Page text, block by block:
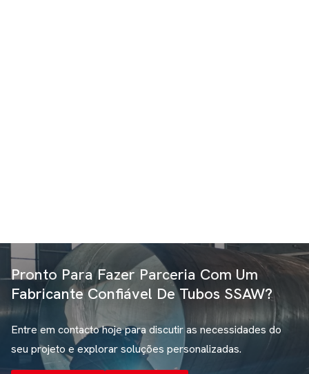
Pronto Para Fazer Parceria Com Um
Fabricante Confiável De Tubos SSAW?
Entre em contacto hoje para discutir as necessidades do
seu projeto e explorar soluções personalizadas.